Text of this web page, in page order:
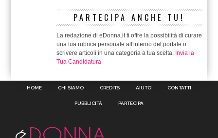
PARTECIPA ANCHE TU!
La redazione di eDonna.it ti offre la possibilità di curare
una tua rubrica personale all'interno del portale o
scrivere articoli in una categoria a tua scelta. Invia la
Tua Candidatura
HOME CHI SIAMO CREDITS AIUTO CONTATTI
PUBBLICITÀ PARTECIPA